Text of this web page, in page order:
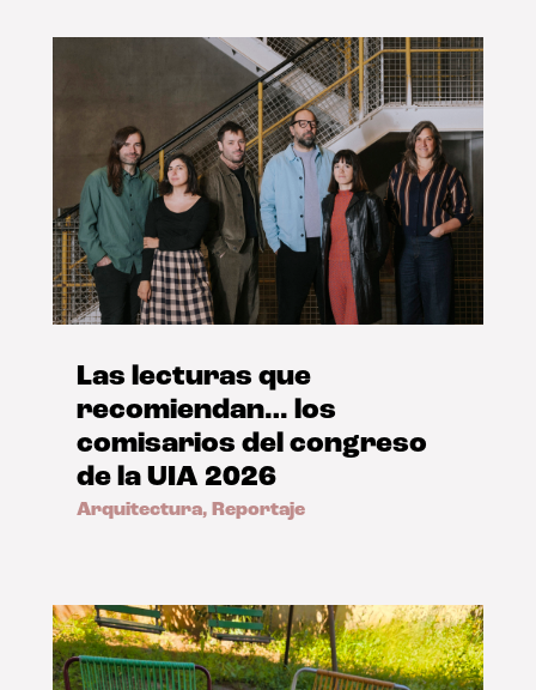
Las lecturas que
recomiendan… los
comisarios del congreso
de la UIA 2026
Arquitectura, Reportaje